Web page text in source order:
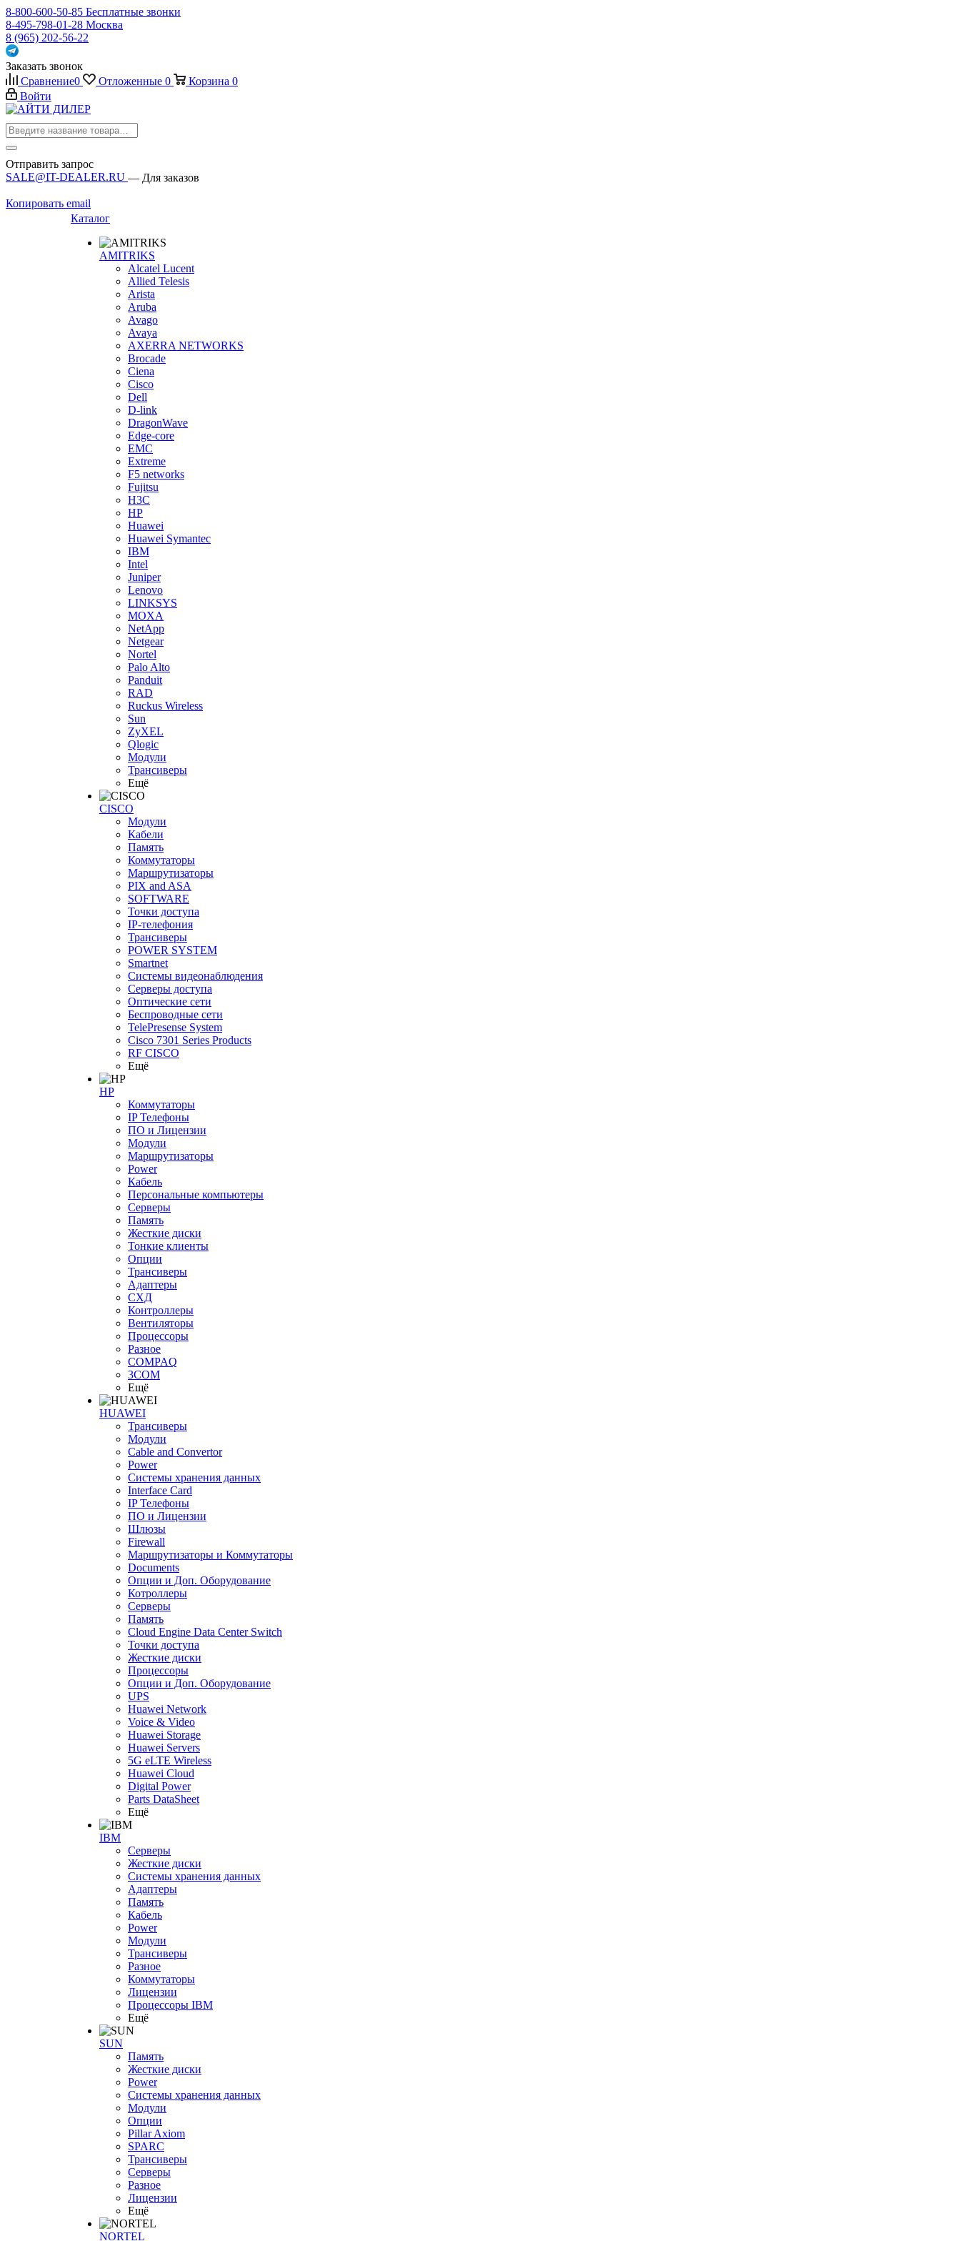
8-800-600-50-85 Бесплатные звонки
8-495-798-01-28 Москва
8 (965) 202-56-22
Заказать звонок
Сравнение0 Отложенные 0 Корзина 0
Войти
Отправить запрос
SALE@IT-DEALER.RU — Для заказов
Копировать email
Каталог
AMITRIKS
Alcatel Lucent
Allied Telesis
Arista
Aruba
Avago
Avaya
AXERRA NETWORKS
Brocade
Ciena
Cisco
Dell
D-link
DragonWave
Edge-core
EMC
Extreme
F5 networks
Fujitsu
H3С
HP
Huawei
Huawei Symantec
IBM
Intel
Juniper
Lenovo
LINKSYS
MOXA
NetApp
Netgear
Nortel
Palo Alto
Panduit
RAD
Ruckus Wireless
Sun
ZyXEL
Qlogic
Модули
Трансиверы
Ещё
CISCO
Модули
Кабели
Память
Коммутаторы
Маршрутизаторы
PIX and ASA
SOFTWARE
Точки доступа
IP-телефония
Трансиверы
POWER SYSTEM
Smartnet
Системы видеонаблюдения
Серверы доступа
Оптические сети
Беспроводные сети
TelePresense System
Cisco 7301 Series Products
RF CISCO
Ещё
HP
Коммутаторы
IP Телефоны
ПО и Лицензии
Модули
Маршрутизаторы
Power
Кабель
Персональные компьютеры
Серверы
Память
Жесткие диски
Тонкие клиенты
Опции
Трансиверы
Адаптеры
СХД
Контроллеры
Вентиляторы
Процессоры
Разное
COMPAQ
3COM
Ещё
HUAWEI
Трансиверы
Модули
Cable and Convertor
Power
Системы хранения данных
Interface Card
IP Телефоны
ПО и Лицензии
Шлюзы
Firewall
Маршрутизаторы и Коммутаторы
Documents
Опции и Доп. Оборудование
Котроллеры
Серверы
Память
Cloud Engine Data Center Switch
Точки доступа
Жесткие диски
Процессоры
Опции и Доп. Оборудование
UPS
Huawei Network
Voice & Video
Huawei Storage
Huawei Servers
5G eLTE Wireless
Huawei Cloud
Digital Power
Parts DataSheet
Ещё
IBM
Серверы
Жесткие диски
Системы хранения данных
Адаптеры
Память
Кабель
Power
Модули
Трансиверы
Разное
Коммутаторы
Лицензии
Процессоры IBM
Ещё
SUN
Память
Жесткие диски
Power
Системы хранения данных
Модули
Опции
Pillar Axiom
SPARC
Трансиверы
Серверы
Разное
Лицензии
Ещё
NORTEL